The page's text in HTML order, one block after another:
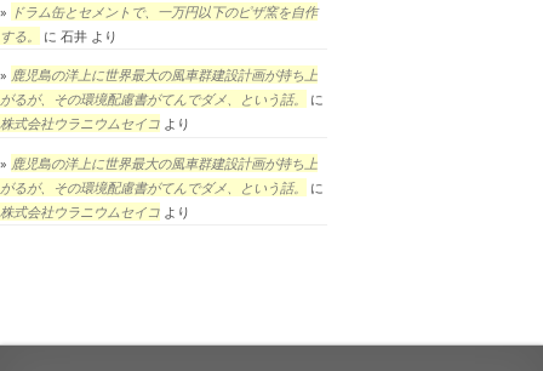
ドラム缶とセメントで、一万円以下のピザ窯を自作
する。
に 石井 より
鹿児島の洋上に世界最大の風車群建設計画が持ち上
がるが、その環境配慮書がてんでダメ、という話。
に
株式会社ウラニウムセイコ より
鹿児島の洋上に世界最大の風車群建設計画が持ち上
がるが、その環境配慮書がてんでダメ、という話。
に
株式会社ウラニウムセイコ より